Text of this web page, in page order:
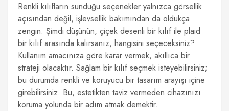
Renkli kılıfların sunduğu seçenekler yalnızca görsellik
açısından değil, işlevsellik bakımından da oldukça
zengin. Şimdi düşünün, çiçek desenli bir kılıf ile plaid
bir kılıf arasında kalırsanız, hangisini seçeceksiniz?
Kullanım amacınıza göre karar vermek, akıllıca bir
strateji olacaktır. Sağlam bir kılıf seçmek isteyebilirsiniz;
bu durumda renkli ve koruyucu bir tasarım arayışı içine
girebilirsiniz. Bu, estetikten taviz vermeden cihazınızı
koruma yolunda bir adım atmak demektir.